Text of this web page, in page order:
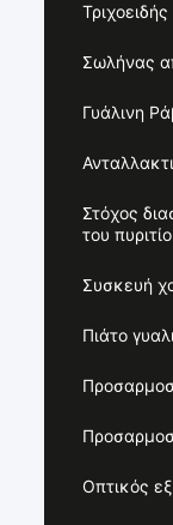
Σωλήνας
Γυάλινη
Στόχος
του
Συσκευή
Πιάτο
Οπτικός